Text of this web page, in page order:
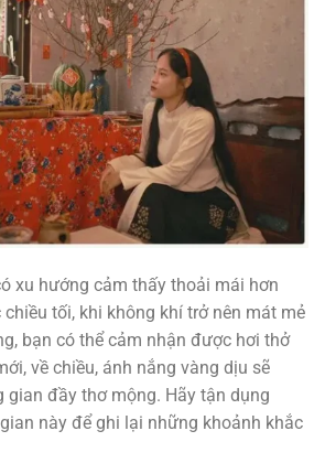
xu hướng cảm thấy thoải mái hơn
tối, khi không khí trở nên mát mẻ
bạn có thể cảm nhận được hơi thở
về chiều, ánh nắng vàng dịu sẽ
gian đầy thơ mộng. Hãy tận dụng
này để ghi lại những khoảnh khắc